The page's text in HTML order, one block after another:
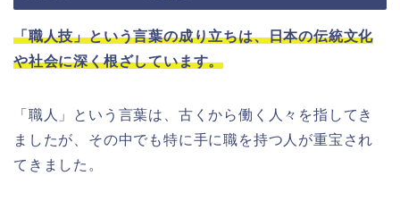
「職人技」という言葉の成り立ちは、日本の伝統文化
や社会に深く根ざしています。
「職人」という言葉は、古くから働く人々を指してき
ましたが、その中でも特に手に職を持つ人が重宝され
てきました。